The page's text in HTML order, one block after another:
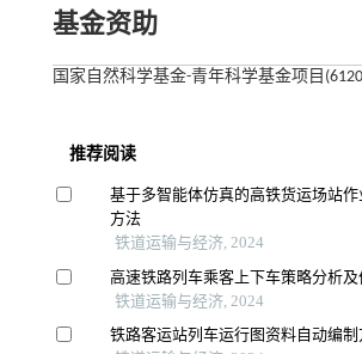
基金资助
国家自然科学基金-青年科学基金项目